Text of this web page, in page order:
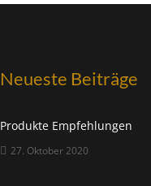
Neueste Beiträge
Produkte Empfehlungen
27. Oktober 2020